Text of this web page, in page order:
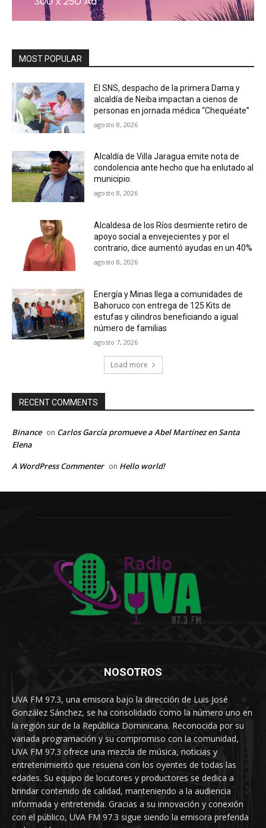
MOST POPULAR
El SNS, despacho de la primera Dama y
alcaldía de Neiba impactan a cienos de
personas en jornada médica “Chequéate”
agosto 8, 2026
Alcaldía de Villa Jaragua emite nota de
condolencia ante hecho que ha enlutado al
municipio.
agosto 8, 2026
Alcaldesa de los Ríos desmiente retiro de
apoyo social a envejecientes y por el
contrario, dice aumentó ayudas en un 40%
agosto 8, 2026
Energía y Minas llega a comunidades de
Bahoruco con entrega de 125 Kits de
estufas y cilindros beneficiando a igual
número de familias
agosto 7, 2026
Load more
RECENT COMMENTS
Binance on Carlos García promueve a Abel Martínez en Santa
Elena
A WordPress Commenter on Hello world!
NOSOTROS
UVA FM 97.3, una emisora bajo la dirección de Luis José
González Sánchez, se ha consolidado como la número uno en
la región sur de la República Dominicana. Reconocida por su
variada programación y su compromiso con la comunidad,
UVA FM 97.3 ofrece una mezcla de música, noticias y
entretenimiento que resuena con los oyentes de todas las
edades. Su equipo de locutores y productores se dedica a
brindar contenido de calidad, manteniendo a la audiencia
informada y entretenida. Gracias a su innovación y conexión
con el público, UVA FM 97.3 sigue siendo la emisora preferida